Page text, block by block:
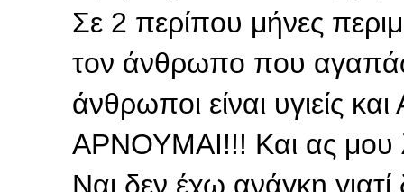
Σε 2 περίπου μήνες
τον άνθρωπο που αγαπάω
άνθρωποι είναι υγιείς
ΑΡΝΟΥΜΑΙ!!! Και ας μου
Ναι δεν έχω ανάγκη